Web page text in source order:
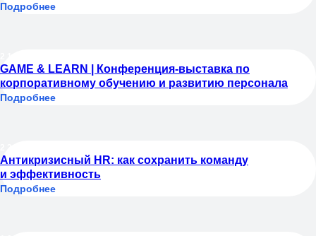
Подробнее
GAME & LEARN | Конференция-выставка по
корпоративному обучению и развитию персонала
Подробнее
Антикризисный HR: как сохранить команду
и эффективность
Подробнее